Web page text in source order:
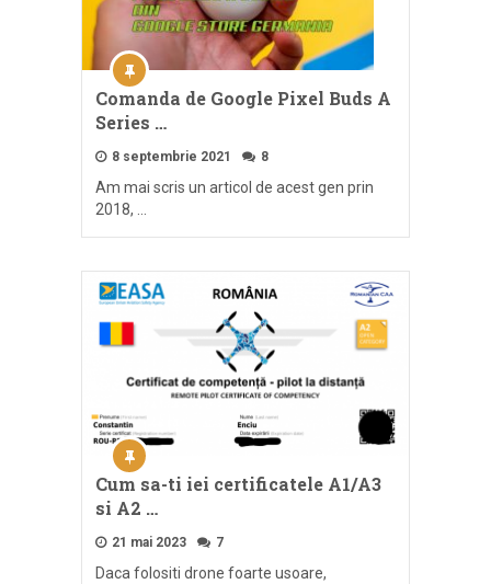
Comanda de Google Pixel Buds A
Series …
8 septembrie 2021 8
Am mai scris un articol de acest gen prin
2018, …
Cum sa-ti iei certificatele A1/A3
si A2 …
21 mai 2023 7
Daca folositi drone foarte usoare,